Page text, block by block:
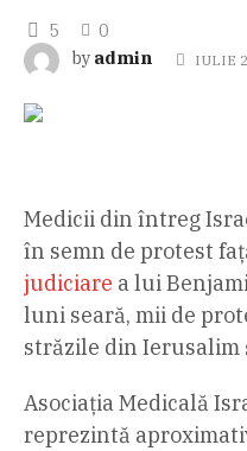
5
0
by admin IULIE
Medicii din întreg
în semn de protest
judiciare a lui
luni seară, mii de
străzile din Ierusalim
Asociația Medicală
reprezintă